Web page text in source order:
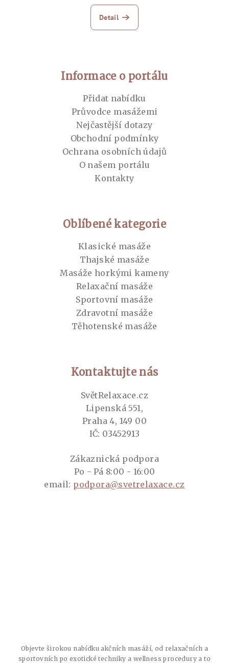
Detail
Informace o portálu
Přidat nabídku
Průvodce masážemi
Nejčastější dotazy
Obchodní podmínky
Ochrana osobních údajů
O našem portálu
Kontakty
Oblíbené kategorie
Klasické masáže
Thajské masáže
Masáže horkými kameny
Relaxační masáže
Sportovní masáže
Zdravotní masáže
Těhotenské masáže
Kontaktujte nás
SvětRelaxace.cz
Lipenská 551,
Praha 4, 149 00
IČ: 03452913
Zákaznická podpora
Po - Pá 8:00 - 16:00
email: podpora@svetrelaxace.cz
Objevte širokou nabídku akčních masáží, od relaxačních a
sportovních po exotické techniky a wellness procedury a to